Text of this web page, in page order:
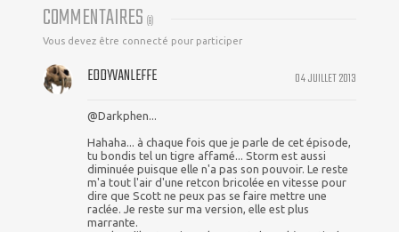
COMMENTAIRES (8)
Vous devez être connecté pour participer
04 JUILLET 2013
EDDYVANLEFFE
@Darkphen...
Hahaha... à chaque fois que je parle de cet épisode,
tu bondis tel un tigre affamé... Storm est aussi
diminuée puisque elle n'a pas son pouvoir. Le reste
m'a tout l'air d'une retcon bricolée en vitesse pour
dire que Scott ne peux pas se faire mettre une
raclée. Je reste sur ma version, elle est plus
marrante.